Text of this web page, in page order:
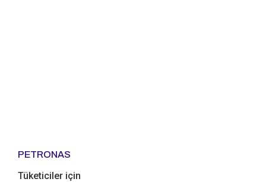
PETRONAS
Tüketiciler için